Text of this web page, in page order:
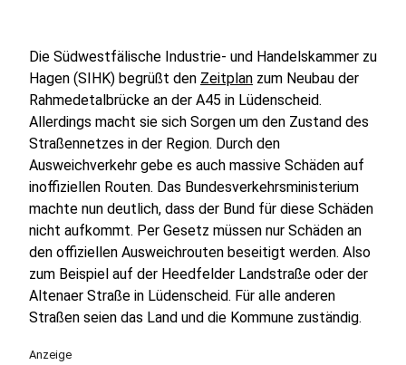
Die Südwestfälische Industrie- und Handelskammer zu
Hagen (SIHK) begrüßt den Zeitplan zum Neubau der
Rahmedetalbrücke an der A45 in Lüdenscheid.
Allerdings macht sie sich Sorgen um den Zustand des
Straßennetzes in der Region. Durch den
Ausweichverkehr gebe es auch massive Schäden auf
inoffiziellen Routen. Das Bundesverkehrsministerium
machte nun deutlich, dass der Bund für diese Schäden
nicht aufkommt. Per Gesetz müssen nur Schäden an
den offiziellen Ausweichrouten beseitigt werden. Also
zum Beispiel auf der Heedfelder Landstraße oder der
Altenaer Straße in Lüdenscheid. Für alle anderen
Straßen seien das Land und die Kommune zuständig.
Anzeige